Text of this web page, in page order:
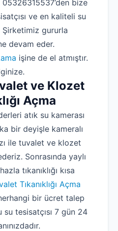
bize
ve en kaliteli su
Şirketimiz gururla
devam eder.
işine de el atmıştır.
ve Klozet
Açma
atık su kamerası
bir deyişle kameralı
ile tuvalet ve klozet
Sonrasında yaylı
tıkanıklığı kısa
Tıkanıklığı Açma
bir ücret talep
tesisatçısı 7 gün 24